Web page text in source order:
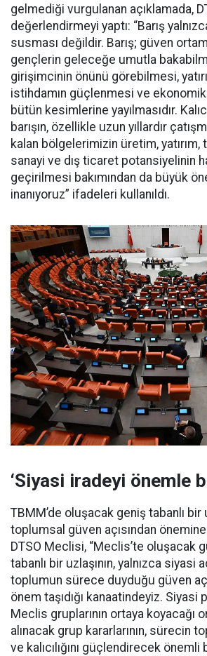
gelmediği vurgulanan açıklamada,
değerlendirmeyi yaptı: “Barış
susması değildir. Barış; güven
gençlerin geleceğe umutla
girişimcinin önünü görebilmesi,
istihdamın güçlenmesi ve
bütün kesimlerine yayılmasıdır.
barışın, özellikle uzun yıllardır
kalan bölgelerimizin üretim, yatırım,
sanayi ve dış ticaret potansiyelinin
geçirilmesi bakımından da büyük
inanıyoruz” ifadeleri kullanıldı.
‘Siyasi iradeyi önemle
TBMM’de oluşacak geniş tabanlı bir
toplumsal güven açısından
DTSO Meclisi, “Meclis’te oluşacak
tabanlı bir uzlaşının, yalnızca siyasi
toplumun sürece duyduğu güven
önem taşıdığı kanaatindeyiz. Siyasi
Meclis gruplarının ortaya koyacağı
alınacak grup kararlarının, sürecin
ve kalıcılığını güçlendirecek